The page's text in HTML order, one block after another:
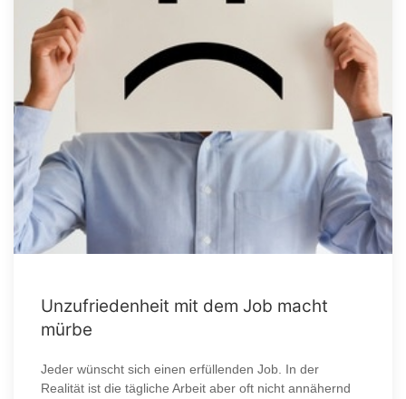
Unzufriedenheit mit dem Job macht
mürbe
Jeder wünscht sich einen erfüllenden Job. In der
Realität ist die tägliche Arbeit aber oft nicht annähernd